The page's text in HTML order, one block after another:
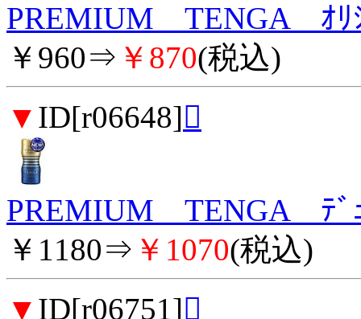
PREMIUM TENGA ｵﾘ
￥960⇒ ￥870(税込)
▼ ID[r06648]
PREMIUM TENGA ﾃﾞ
￥1180⇒ ￥1070(税込)
▼ ID[r06751]